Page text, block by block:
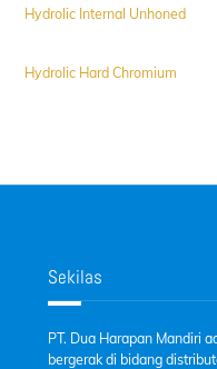
Hydrolic Internal Unhoned
Hydrolic Hard Chromium
Sekilas
PT. Dua Harapan Mandiri
bergerak di bidang